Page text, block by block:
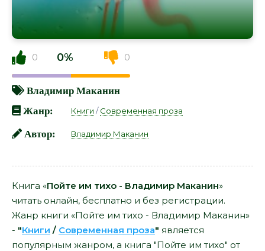
0 0% 0
Владимир Маканин
Жанр:
Книги /Современная проза
Автор: Владимир Маканин
Книга «Пойте им тихо - Владимир Маканин»
читать онлайн, бесплатно и без регистрации.
Жанр книги «Пойте им тихо - Владимир Маканин»
- "Книги / Современная проза" является
популярным жанром, а книга "Пойте им тихо" от